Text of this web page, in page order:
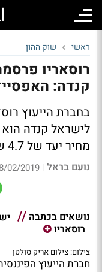
ראשי שוק ההון
רוסאריו
קנדה: האפסייד -
בחברת הייעוץ
מחיר יעד של 4.7 שקלים למניית החברה
נועם בראל |
02/2019 12:23
נושאים בכתבה
רוסאריו
צילום: צילום אריק סולטן
חברת הייעוץ